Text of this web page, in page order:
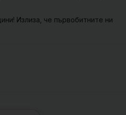
Излиза, че първобитните ни